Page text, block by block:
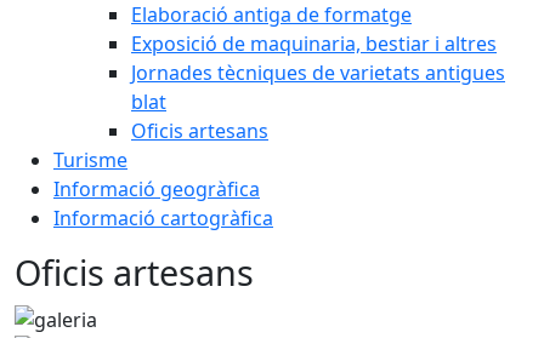
Elaboració antiga de formatge
Exposició de maquinaria, bestiar i altres
Jornades tècniques de varietats antigues
blat
Oficis artesans
Turisme
Informació geogràfica
Informació cartogràfica
Oficis artesans